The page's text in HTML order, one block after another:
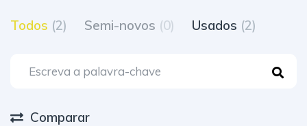
Todos (2) Semi-novos (0) Usados (2)
Comparar